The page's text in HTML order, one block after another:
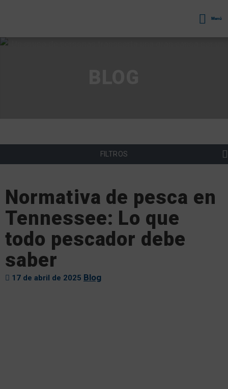
Menú
FILTROS
Normativa de pesca en
Tennessee: Lo que
todo pescador debe
saber
17 de abril de 2025 Blog